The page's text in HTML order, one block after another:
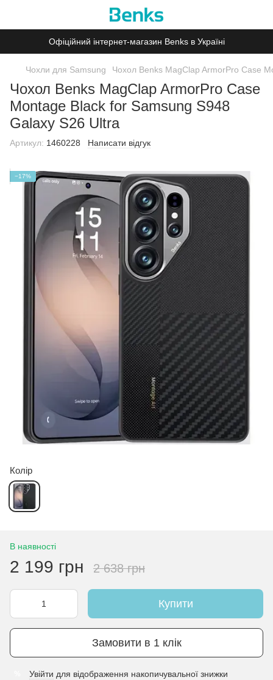
Офіційний інтернет-магазин Benks в Україні
Чохли для Samsung Чохол Benks MagClap ArmorPro Case
Чохол Benks MagClap ArmorPro Case
Montage Black for Samsung S948
Galaxy S26 Ultra
Артикул: 1460228 Написати відгук
−17%
Колір
В наявності
2 199 грн 2 638 грн
Купити
Замовити в 1 клік
Увійти для відображення накопичувальної знижки